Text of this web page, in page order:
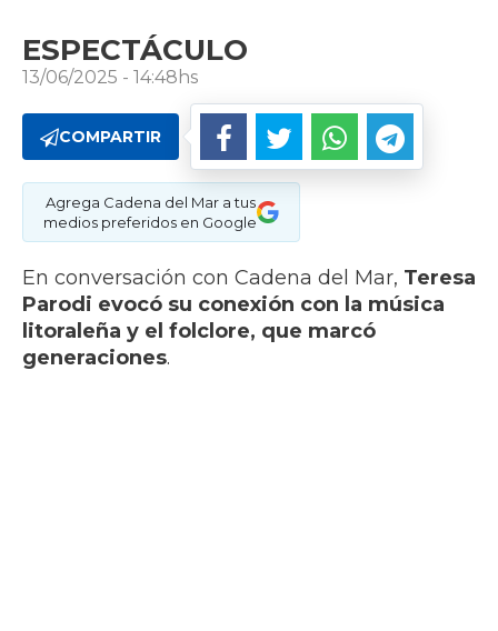
ESPECTÁCULO
13/06/2025 - 14:48hs
COMPARTIR
Agrega Cadena del Mar a tus
medios preferidos en Google
En conversación con Cadena del Mar, Teresa
Parodi evocó su conexión con la música
litoraleña y el folclore, que marcó
generaciones.